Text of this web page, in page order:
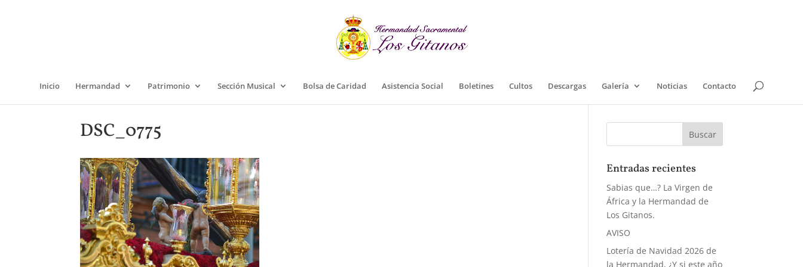
Inicio Hermandad Patrimonio Sección Musical Bolsa de Caridad Asistencia Social Boletines Cultos Descargas Galería Noticias Contacto
DSC_0775
Entradas recientes
Sabias que…? La Virgen de
África y la Hermandad de
Los Gitanos.
AVISO
Lotería de Navidad 2026 de
la Hermandad, ¿Y si este año